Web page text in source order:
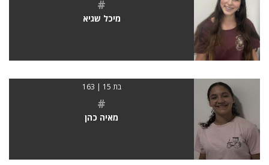
#
מיכל שגיא
בת 15 | 163
#
מאיה כהן